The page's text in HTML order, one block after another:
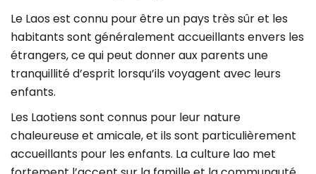
Le Laos est connu pour être un pays très sûr et les
habitants sont généralement accueillants envers les
étrangers, ce qui peut donner aux parents une
tranquillité d’esprit lorsqu’ils voyagent avec leurs
enfants.
Les Laotiens sont connus pour leur nature
chaleureuse et amicale, et ils sont particulièrement
accueillants pour les enfants. La culture lao met